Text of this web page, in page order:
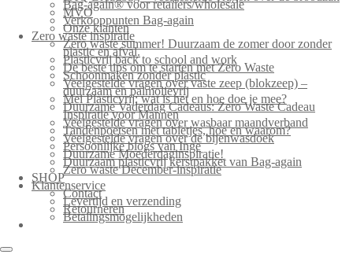
Bag-again® voor retailers/wholesale
MVO
Verkooppunten Bag-again
Onze klanten
Zero waste inspiratie
Zero waste summer! Duurzaam de zomer door zonder
plastic en afval.
Plasticvrij back to school and work
De beste tips om te starten met Zero Waste
Schoonmaken zonder plastic
Veelgestelde vragen over vaste zeep (blokzeep) –
duurzaam en palmolievrij
Mei Plasticvrij: wat is het en hoe doe je mee?
Duurzame Vaderdag Cadeaus: Zero Waste Cadeau
Inspiratie voor Mannen
Veelgestelde vragen over wasbaar maandverband
Tandenpoetsen met tabletjes, hoe en waarom?
Veelgestelde vragen over de bijenwasdoek
Persoonlijke blogs van Inge
Duurzame Moederdaginspiratie!
Duurzaam plasticvrij kerstpakket van Bag-again
Zero waste December-inspiratie
SHOP
Klantenservice
Contact
Levertijd en verzending
Retourneren
Betalingsmogelijkheden